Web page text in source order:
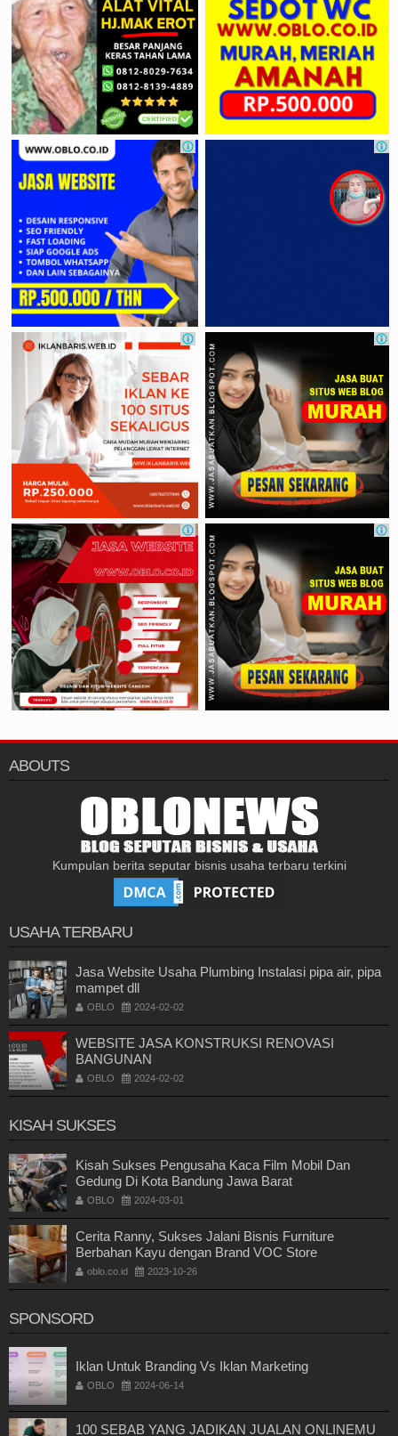
ABOUTS
Kumpulan berita seputar bisnis usaha terbaru terkini
USAHA TERBARU
Jasa Website Usaha Plumbing Instalasi pipa air, pipa
mampet dll
OBLO 2024-02-02
WEBSITE JASA KONSTRUKSI RENOVASI
BANGUNAN
OBLO 2024-02-02
KISAH SUKSES
Kisah Sukses Pengusaha Kaca Film Mobil Dan
Gedung Di Kota Bandung Jawa Barat
OBLO 2024-03-01
Cerita Ranny, Sukses Jalani Bisnis Furniture
Berbahan Kayu dengan Brand VOC Store
oblo.co.id 2023-10-26
SPONSORD
Iklan Untuk Branding Vs Iklan Marketing
OBLO 2024-06-14
100 SEBAB YANG JADIKAN JUALAN ONLINEMU